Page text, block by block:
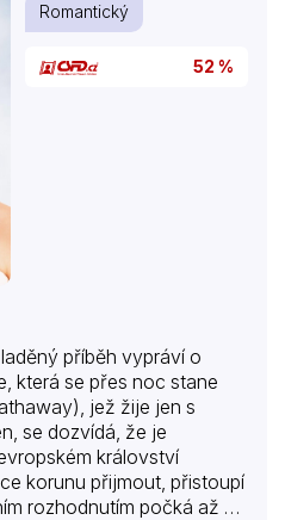
Romantický
52 %
příběh vypráví o
která se přes noc stane
jež žije jen s
se dozvídá, že je
království
korunu přijmout, přistoupí
rozhodnutím počká až na